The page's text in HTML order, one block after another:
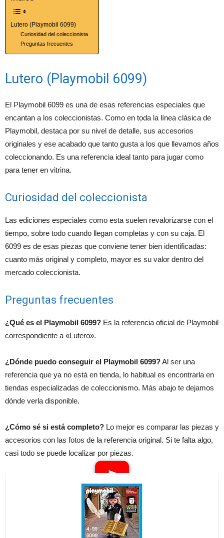
Lutero (Playmobil 6099)
Curiosidad del coleccionista
Preguntas frecuentes
Lutero (Playmobil 6099)
El Playmobil 6099 es una de esas referencias especiales que
encantan a los coleccionistas. Como en toda la línea clásica de
Playmobil, destaca por su nivel de detalle, sus accesorios
originales y ese acabado que tanto gusta a los que llevamos años
coleccionando. Es una referencia ideal tanto para jugar como
para tener en vitrina.
Curiosidad del coleccionista
Las ediciones especiales como esta suelen revalorizarse con el
tiempo, sobre todo cuando llegan completas y con su caja. El
6099 es de esas piezas que conviene tener bien identificadas:
cuanto más original y completo, mayor es su valor dentro del
mercado coleccionista.
Preguntas frecuentes
¿Qué es el Playmobil 6099? Es la referencia oficial de Playmobil
correspondiente a «Lutero».
¿Dónde puedo conseguir el Playmobil 6099?Al ser una
referencia que ya no está en tienda, lo habitual es encontrarla en
tiendas especializadas de coleccionismo. Más abajo te dejamos
dónde verla disponible.
¿Cómo sé si está completo? Lo mejor es comparar las piezas y
accesorios con las fotos de la referencia original. Si te falta algo,
casi todo se puede localizar por piezas.